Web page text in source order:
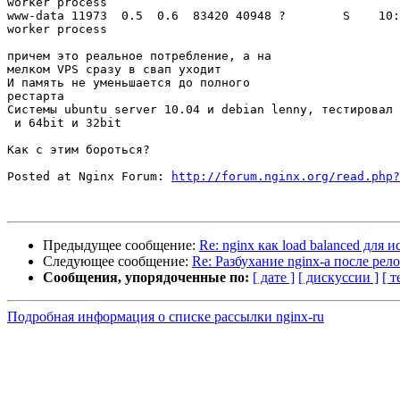
www-data 11973  0.5  0.6  83420 40948 ?        S
worker process
причем это реальное потребление, а на
мелком VPS сразу в свап уходит
И память не уменьшается до полного
рестарта
Системы ubuntu server 10.04 и debian lenny, тестировал
и 64bit и 32bit
Как с этим бороться?
Posted at Nginx Forum:
http://forum.nginx.org/
Предыдущее сообщение: Re: nginx как load balanced для
Следующее сообщение: Re: Разбухание nginx-а после
Сообщения, упорядоченные по: [ дате ] [ дискуссии ] [
Подробная информация о списке рассылки nginx-ru